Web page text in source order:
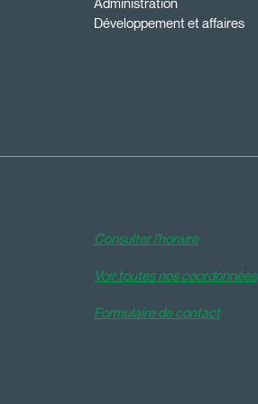
Administration
Développement et affaires
Consulter l'horaire
Voir toutes nos coordonnées
Formulaire de contact